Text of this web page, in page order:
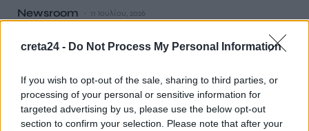
creta24 - Do Not Process My Personal Information
If you wish to opt-out of the sale, sharing to third parties, or
processing of your personal or sensitive information for
targeted advertising by us, please use the below opt-out
section to confirm your selection. Please note that after your
Newsroom 11 Ιουλίου, 2026